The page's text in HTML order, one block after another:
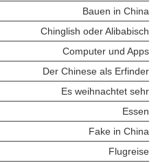
Bauen in China
Chinglish oder Alibabisch
Computer und Apps
Der Chinese als Erfinder
Es weihnachtet sehr
Essen
Fake in China
Flugreise